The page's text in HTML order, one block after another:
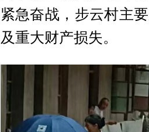
紧急奋战，步云村主
及重大财产损失。